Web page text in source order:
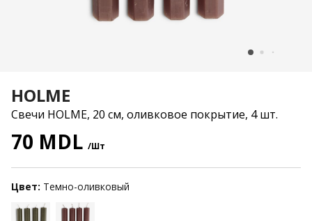
HOLME
Свечи HOLME, 20 см, оливковое покрытие, 4 шт.
70 MDL /Шт
Цвет: Темно-оливковый